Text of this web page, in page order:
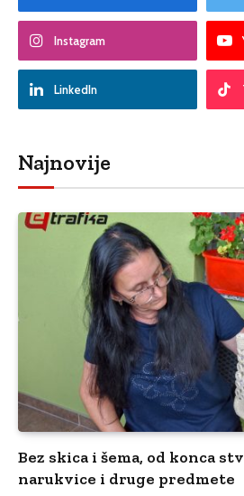
Instagram
LinkedIn
Najnovije
Bez skica i šema, od konca
narukvice i druge predmete